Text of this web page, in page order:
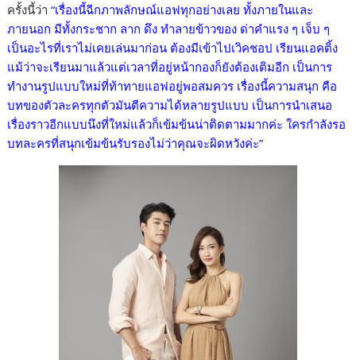
ครั้งนี้ว่า“เรื่องนี้ฉีกภาพลักษณ์แอฟทุกอย่างเลย ทั้งภายในและ
ภายนอก มีทั้งกระชาก ลาก ดึง ทำลายข้าวของ ด่าคำแรง ๆ เจ็บ ๆ
เป็นอะไรที่เราไม่เคยเล่นมาก่อน ต้องมีเข้าไปเวิคชอป เรียนแอคติ้ง
แม้ว่าจะเรียนมาแล้วแต่เวลาที่อยู่หน้ากองก็ยังต้องเติมอีก เป็นการ
ทำงานรูปแบบใหม่ที่ท้าทายแอฟอยู่พอสมควร เรื่องนี้ความสนุก คือ
บทของตัวละครทุกตัวมันตีความได้หลายรูปแบบ เป็นการนำเสนอ
เรื่องราวอีกแบบนึงที่ใหม่แล้วก็เข้มข้นน่าติดตามมากค่ะ ใครกำลังรอ
บทละครที่สนุกเข้มข้นรับรองไม่ว่าคุณจะผิดหวังค่ะ”